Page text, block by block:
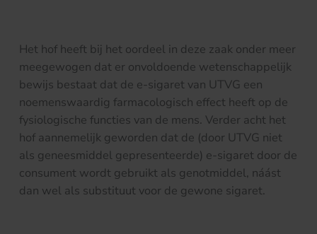
Het hof heeft bij het oordeel in deze zaak onder meer
meegewogen dat er onvoldoende wetenschappelijk
bewijs bestaat dat de e-sigaret van UTVG een
noemenswaardig farmacologisch effect heeft op de
fysiologische functies van de mens. Verder acht het
hof aannemelijk geworden dat de (door UTVG niet
als geneesmiddel gepresenteerde) e-sigaret door de
consument wordt gebruikt als genotmiddel, náást
dan wel als substituut voor de gewone sigaret.